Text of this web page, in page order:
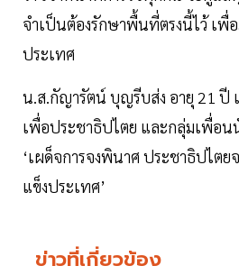
จำเป็นต้องรักษาพื้นที่ตรงนี้ไว้ เ
ประเทศ
น.ส.กัญารัตน์ บุญรีบส่ง อายุ 21 ปี
เพื่อประชาธิปไตย และกลุ่มเพื่อน
‘เผด็จการจงพินาศ ประชาธิปไต
แข็งประเทศ’
ข่าวที่เกี่ยวข้อง